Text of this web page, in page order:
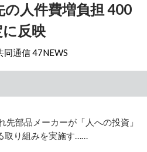
の人件費増負担 400
反映
同通信 47NEWS
先部品メーカーが「人への投資」
取り組みを実施す……